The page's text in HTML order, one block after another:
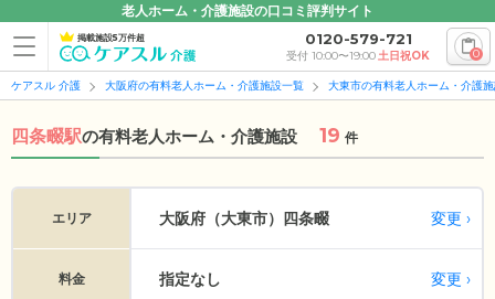
老人ホーム・介護施設の口コミ評判サイト
掲載施設5万件超 0120-579-721
受付 10:00〜19:00土日祝OK 0
ケアスル 介護 大阪府の有料老人ホーム・介護施設一覧 大東市の有料老人ホーム・介護
四条畷駅の有料老人ホーム・介護施設 19 件
エリア 大阪府（大東市） 四条畷 変更
料金 指定なし 変更